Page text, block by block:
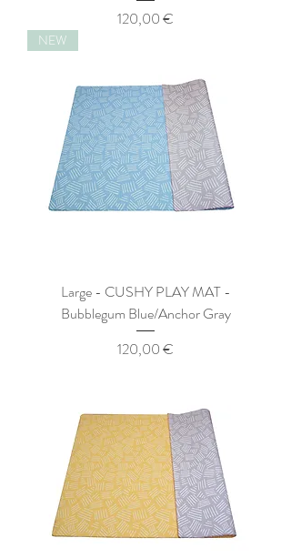
Preis
120,00 €
NEW
Large - CUSHY PLAY MAT -
Bubblegum Blue/Anchor Gray
Preis
120,00 €